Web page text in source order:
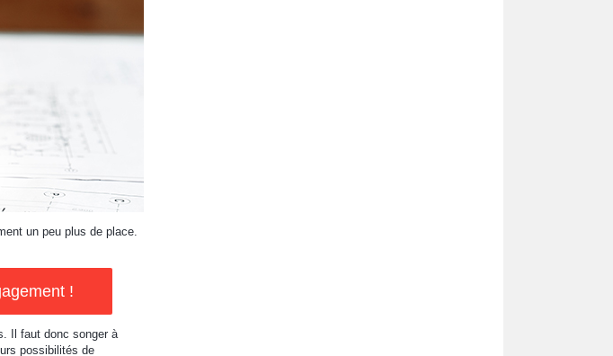
un peu plus de place.
!
Il faut donc songer à
possibilités de